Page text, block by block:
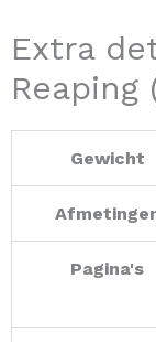
Extra
Reaping
Gewicht
Pagina's